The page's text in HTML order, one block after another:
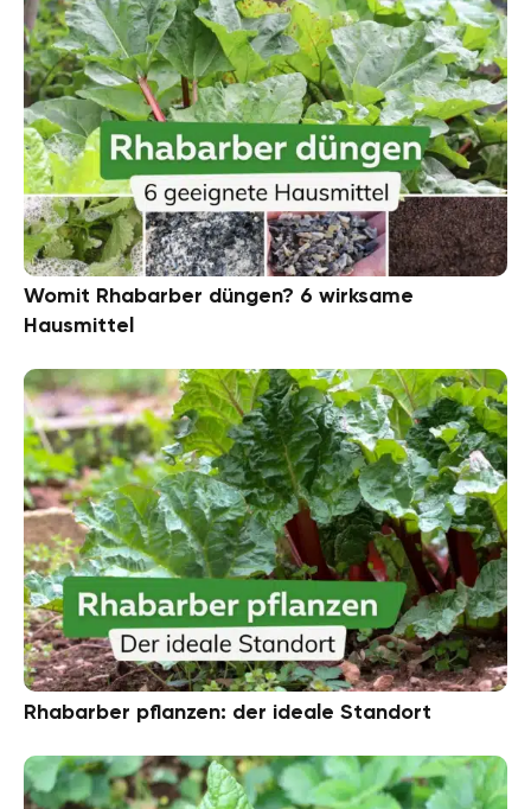
Womit Rhabarber düngen? 6 wirksame
Hausmittel
Rhabarber pflanzen: der ideale Standort